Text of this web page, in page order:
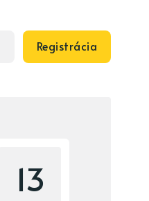
Registrácia
13